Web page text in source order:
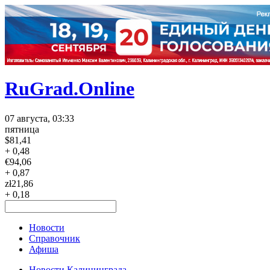
RuGrad.Online
07 августа, 03:33
пятница
$81,41
+ 0,48
€94,06
+ 0,87
zł21,86
+ 0,18
Новости
Справочник
Афиша